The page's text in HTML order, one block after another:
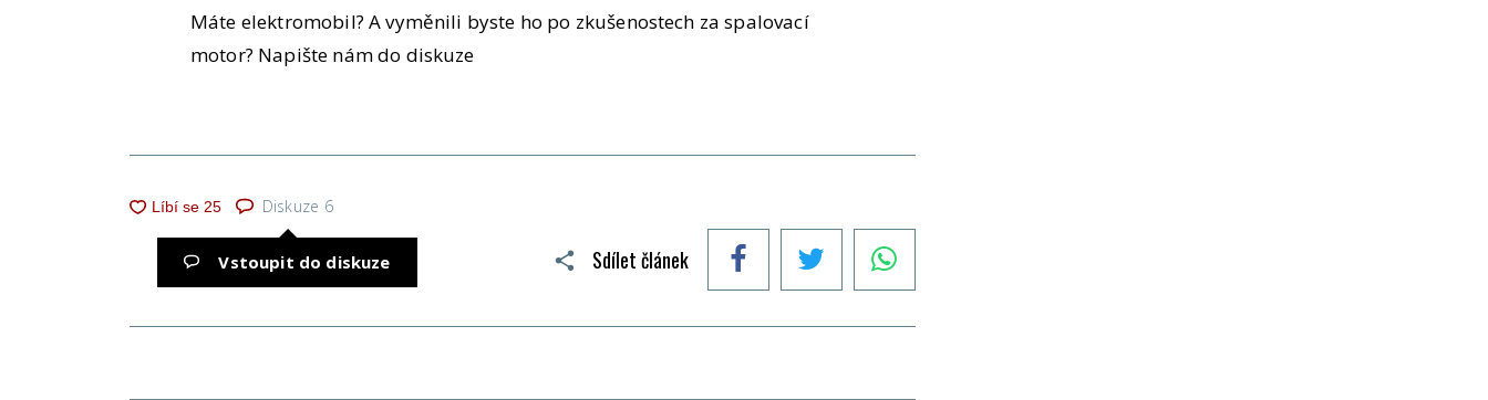
Máte elektromobil? A vyměnili byste ho po zkušenostech za spalovací
motor? Napište nám do diskuze
Sdílet článek
Diskuze 6
Vstoupit do diskuze